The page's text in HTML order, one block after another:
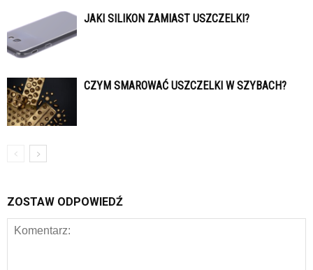
JAKI SILIKON ZAMIAST USZCZELKI?
CZYM SMAROWAĆ USZCZELKI W SZYBACH?
ZOSTAW ODPOWIEDŹ